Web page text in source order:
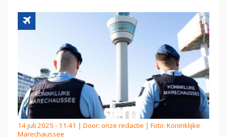
14 juli 2025 - 11:41 | Door: onze redactie | Foto: Koninklijke
Marechaussee